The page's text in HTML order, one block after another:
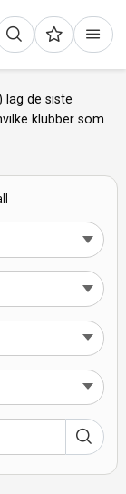
lag de siste
klubber som